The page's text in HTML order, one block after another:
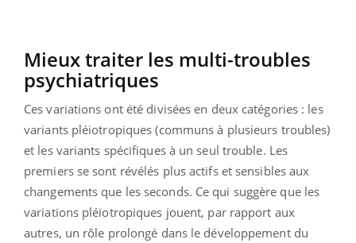
Mieux traiter les multi-troubles
psychiatriques
Ces variations ont été divisées en deux catégories : les
variants pléiotropiques (communs à plusieurs troubles)
et les variants spécifiques à un seul trouble. Les
premiers se sont révélés plus actifs et sensibles aux
changements que les seconds. Ce qui suggère que les
variations pléiotropiques jouent, par rapport aux
autres, un rôle prolongé dans le développement du